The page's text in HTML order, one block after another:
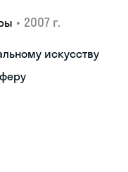
• 2007 г.
искусству